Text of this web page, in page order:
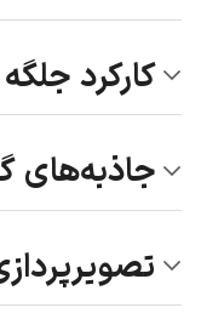
کارکرد
جاذبه‌های